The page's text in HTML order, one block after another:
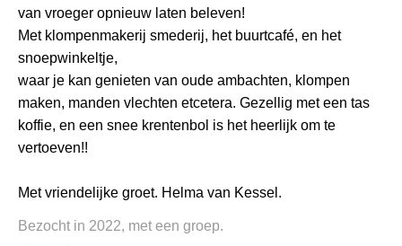
van vroeger opnieuw laten beleven!
Met klompenmakerij smederij, het buurtcafé, en het
snoepwinkeltje,
waar je kan genieten van oude ambachten, klompen
maken, manden vlechten etcetera. Gezellig met een tas
koffie, en een snee krentenbol is het heerlijk om te
vertoeven!!
Met vriendelijke groet. Helma van Kessel.
Bezocht in 2022, met een groep.